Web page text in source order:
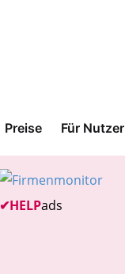
Preise Für Nutzer
✔HELPads